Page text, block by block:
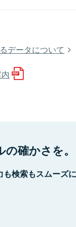
データについて
確かさを。
検索もスムーズ